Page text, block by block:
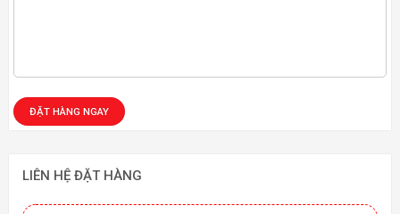
LIÊN HỆ ĐẶT HÀNG